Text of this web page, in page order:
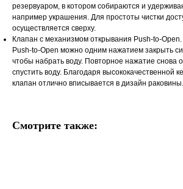
резервуаром, в котором собираются и
например украшения. Для простоты чистки
осуществляется сверху.
Клапан с механизмом открывания Push-to-
Push-to-Open можно одним нажатием закрыть
чтобы набрать воду. Повторное нажатие снова
спустить воду. Благодаря высококачественной
клапан отлично вписывается в дизайн раковины.
Смотрите также: